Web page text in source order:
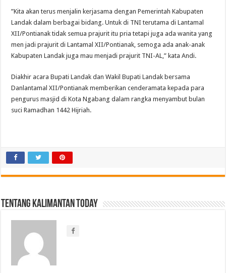
”Kita akan terus menjalin kerjasama dengan Pemerintah Kabupaten
Landak dalam berbagai bidang. Untuk di TNI terutama di Lantamal
XII/Pontianak tidak semua prajurit itu pria tetapi juga ada wanita yang
men jadi prajurit di Lantamal XII/Pontianak, semoga ada anak-anak
Kabupaten Landak juga mau menjadi prajurit TNI-AL,” kata Andi.
Diakhir acara Bupati Landak dan Wakil Bupati Landak bersama
Danlantamal XII/Pontianak memberikan cenderamata kepada para
pengurus masjid di Kota Ngabang dalam rangka menyambut bulan
suci Ramadhan 1442 Hijriah.
Tentang Kalimantan Today